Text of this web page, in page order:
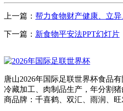
上一篇： 帮力食物财产健康、立
下一篇： 新食物平安法PPT幻灯片
唐山2026年国际足联世界杯食品
冷藏加工、肉制品生产，年分割
商品牌：千喜鹤、双汇、雨润、